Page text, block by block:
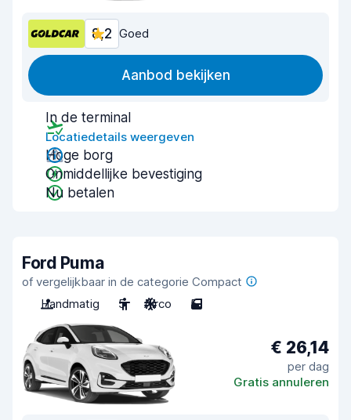
8,2 Goed
Aanbod bekijken
In de terminal
Locatiedetails weergeven
Hoge borg
Onmiddellijke bevestiging
Nu betalen
Ford Puma
of vergelijkbaar in de categorie Compact
Handmatig
5 Airco 5
€ 26,14
per dag
Gratis annuleren